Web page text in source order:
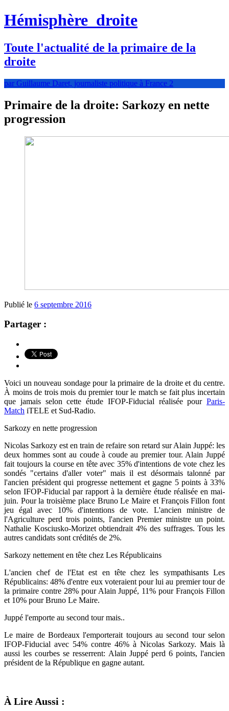
Hémisphère droite
Toute l'actualité de la primaire de la
droite
par Guillaume Daret, journaliste politique à France 2
Primaire de la droite: Sarkozy en nette
progression
Publié le 6 septembre 2016
Partager :
Voici un nouveau sondage pour la primaire de la droite et du centre.
À moins de trois mois du premier tour le match se fait plus incertain
que jamais selon cette étude IFOP-Fiducial réalisée pour Paris-
Match iTELE et Sud-Radio.
Sarkozy en nette progression
Nicolas Sarkozy est en train de refaire son retard sur Alain Juppé: les
deux hommes sont au coude à coude au premier tour. Alain Juppé
fait toujours la course en tête avec 35% d'intentions de vote chez les
sondés "certains d'aller voter" mais il est désormais talonné par
l'ancien président qui progresse nettement et gagne 5 points à 33%
selon IFOP-Fiducial par rapport à la dernière étude réalisée en mai-
juin. Pour la troisième place Bruno Le Maire et François Fillon font
jeu égal avec 10% d'intentions de vote. L'ancien ministre de
l'Agriculture perd trois points, l'ancien Premier ministre un point.
Nathalie Kosciusko-Morizet obtiendrait 4% des suffrages. Tous les
autres candidats sont crédités de 2%.
Sarkozy nettement en tête chez Les Républicains
L'ancien chef de l'Etat est en tête chez les sympathisants Les
Républicains: 48% d'entre eux voteraient pour lui au premier tour de
la primaire contre 28% pour Alain Juppé, 11% pour François Fillon
et 10% pour Bruno Le Maire.
Juppé l'emporte au second tour mais..
Le maire de Bordeaux l'emporterait toujours au second tour selon
IFOP-Fiducial avec 54% contre 46% à Nicolas Sarkozy. Mais là
aussi les courbes se resserrent: Alain Juppé perd 6 points, l'ancien
président de la République en gagne autant.
À Lire Aussi :